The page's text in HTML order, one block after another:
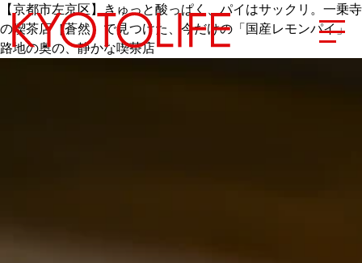
【京都市左京区】きゅっと酸っぱく、パイはサックリ。一乗寺
の喫茶店［蒼然］で見つけた、今だけの「国産レモンパイ」
路地の奥の、静かな喫茶店